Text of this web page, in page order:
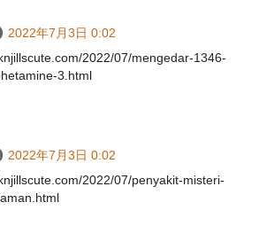
2022年7月3日 0:02
2022/07/mengedar-1346-
3.html
2022年7月3日 0:02
2022/07/penyakit-misteri-